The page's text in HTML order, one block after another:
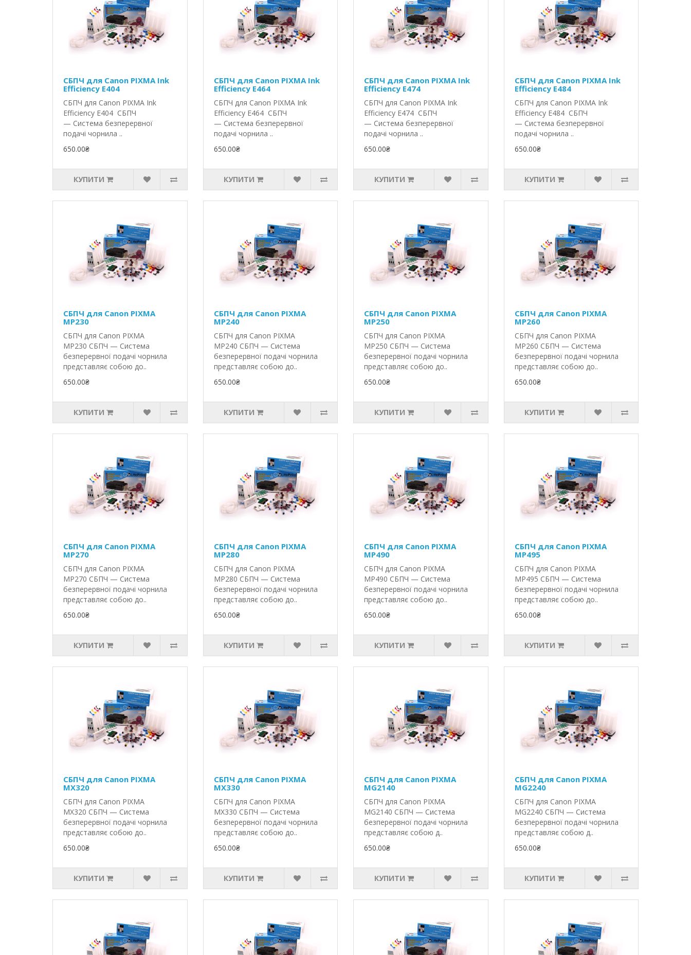
СБПЧ для Canon PIXMA Ink
Efficiency E404
СБПЧ для Canon PIXMA Ink
Efficiency E404 СБПЧ
— Система безперервної
подачі чорнила ..
650.00₴
КУПИТИ
СБПЧ для Canon PIXMA Ink
Efficiency E464
СБПЧ для Canon PIXMA Ink
Efficiency E464 СБПЧ
— Система безперервної
подачі чорнила ..
650.00₴
КУПИТИ
СБПЧ для Canon PIXMA Ink
Efficiency E474
СБПЧ для Canon PIXMA Ink
Efficiency E474 СБПЧ
— Система безперервної
подачі чорнила ..
650.00₴
КУПИТИ
СБПЧ для Canon PIXMA Ink
Efficiency E484
СБПЧ для Canon PIXMA Ink
Efficiency E484 СБПЧ
— Система безперервної
подачі чорнила ..
650.00₴
КУПИТИ
СБПЧ для Canon PIXMA
MP230
СБПЧ для Canon PIXMA
MP230 СБПЧ — Система
безперервної подачі чорнила
представляє собою до..
650.00₴
КУПИТИ
СБПЧ для Canon PIXMA
MP240
СБПЧ для Canon PIXMA
MP240 СБПЧ — Система
безперервної подачі чорнила
представляє собою до..
650.00₴
КУПИТИ
СБПЧ для Canon PIXMA
MP250
СБПЧ для Canon PIXMA
MP250 СБПЧ — Система
безперервної подачі чорнила
представляє собою до..
650.00₴
КУПИТИ
СБПЧ для Canon PIXMA
MP260
СБПЧ для Canon PIXMA
MP260 СБПЧ — Система
безперервної подачі чорнила
представляє собою до..
650.00₴
КУПИТИ
СБПЧ для Canon PIXMA
MP270
СБПЧ для Canon PIXMA
MP270 СБПЧ — Система
безперервної подачі чорнила
представляє собою до..
650.00₴
КУПИТИ
СБПЧ для Canon PIXMA
MP280
СБПЧ для Canon PIXMA
MP280 СБПЧ — Система
безперервної подачі чорнила
представляє собою до..
650.00₴
КУПИТИ
СБПЧ для Canon PIXMA
MP490
СБПЧ для Canon PIXMA
MP490 СБПЧ — Система
безперервної подачі чорнила
представляє собою до..
650.00₴
КУПИТИ
СБПЧ для Canon PIXMA
MP495
СБПЧ для Canon PIXMA
MP495 СБПЧ — Система
безперервної подачі чорнила
представляє собою до..
650.00₴
КУПИТИ
СБПЧ для Canon PIXMA
MX320
СБПЧ для Canon PIXMA
MX320 СБПЧ — Система
безперервної подачі чорнила
представляє собою до..
650.00₴
КУПИТИ
СБПЧ для Canon PIXMA
MX330
СБПЧ для Canon PIXMA
MX330 СБПЧ — Система
безперервної подачі чорнила
представляє собою до..
650.00₴
КУПИТИ
СБПЧ для Canon PIXMA
MG2140
СБПЧ для Canon PIXMA
MG2140 СБПЧ — Система
безперервної подачі чорнила
представляє собою д..
650.00₴
КУПИТИ
СБПЧ для Canon PIXMA
MG2240
СБПЧ для Canon PIXMA
MG2240 СБПЧ — Система
безперервної подачі чорнила
представляє собою д..
650.00₴
КУПИТИ